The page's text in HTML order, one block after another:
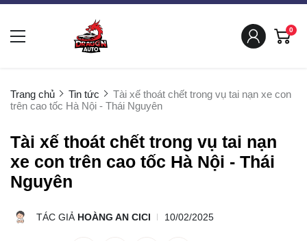
0
Trang chủ Tin tức
Tài xế thoát chết trong vụ tai nạn xe con
trên cao tốc Hà Nội - Thái Nguyên
Tài xế thoát chết trong vụ tai nạn
xe con trên cao tốc Hà Nội - Thái
Nguyên
TÁC GIẢ HOÀNG AN CICI 10/02/2025